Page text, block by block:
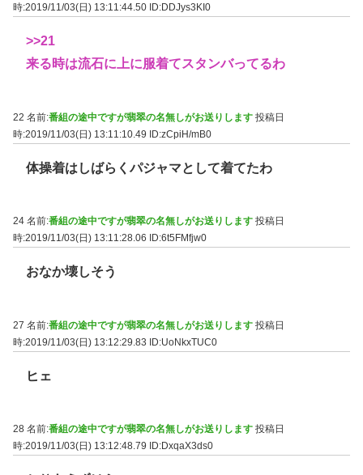
時:2019/11/03(日) 13:11:44.50 ID:DDJys3KI0
>>21
来る時は流石に上に服着てスタンバってるわ
22 名前:番組の途中ですが翡翠の名無しがお送りします 投稿日
時:2019/11/03(日) 13:11:10.49 ID:zCpiH/mB0
体操着はしばらくパジャマとして着てたわ
24 名前:番組の途中ですが翡翠の名無しがお送りします 投稿日
時:2019/11/03(日) 13:11:28.06
ID:6t5FMfjw0
おなか壊しそう
27 名前:番組の途中ですが翡翠の名無しがお送りします 投稿日
時:2019/11/03(日) 13:12:29.83 ID:UoNkxTUC0
ヒェ
28 名前:番組の途中ですが翡翠の名無しがお送りします 投稿日
時:2019/11/03(日) 13:12:48.79
ID:DxqaX3ds0